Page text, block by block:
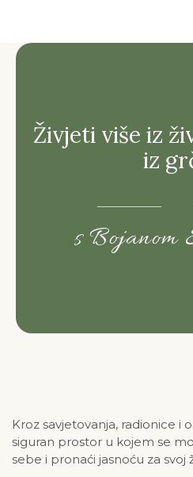
Živjeti više iz
iz
s Bojanom
Kroz savjetovanja, radionice i
siguran prostor u kojem se
sebe i pronaći jasnoću za svoj